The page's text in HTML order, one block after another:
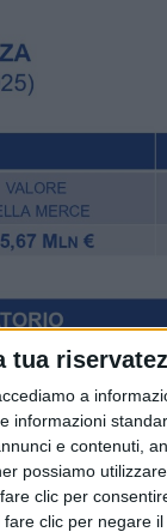
tua
a
informazioni
e contenuti,
possiamo
clic per
clic per negare